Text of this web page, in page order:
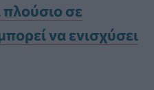
πλούσιο σε
να ενισχύσει